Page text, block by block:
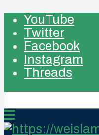
YouTube
Twitter
Facebook
Instagram
Threads